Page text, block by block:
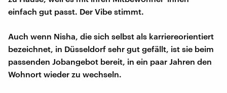
einfach gut passt. Der Vibe stimmt.
Auch wenn Nisha, die sich selbst als karriereorientiert
bezeichnet, in Düsseldorf sehr gut gefällt, ist sie beim
passenden Jobangebot bereit, in ein paar Jahren den
Wohnort wieder zu wechseln.